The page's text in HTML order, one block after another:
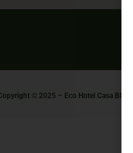
© 2025 – Eco Hotel Casa Blanca